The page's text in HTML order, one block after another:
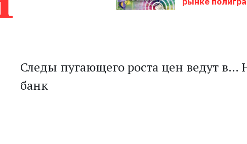
Следы пугающего роста цен ведут
банк